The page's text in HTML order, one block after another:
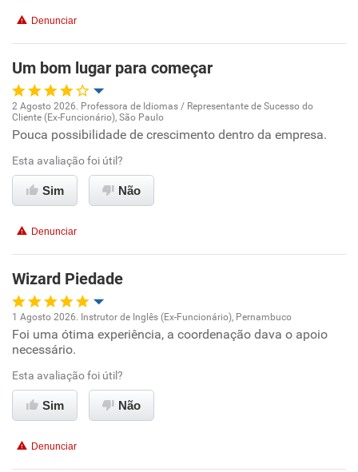
Não recomenda a diretoria
Denunciar
Um bom lugar para começar
Oportunidade de promoção
Ambiente de trabalho
Conciliação com a vida familiar
Recomenda esta empresa
2 Agosto 2026. Professora de Idiomas / Representante de Sucesso do
Cliente (Ex-Funcionário), São Paulo
Pouca possibilidade de crescimento dentro da empresa.
Esta avaliação foi útil?
Sim Não
Denunciar
Wizard Piedade
Oportunidade de promoção
Ambiente de trabalho
Conciliação com a vida familiar
1 Agosto 2026. Instrutor de Inglês (Ex-Funcionário), Pernambuco
Foi uma ótima experiência, a coordenação dava o apoio
necessário.
Esta avaliação foi útil?
Sim Não
Denunciar